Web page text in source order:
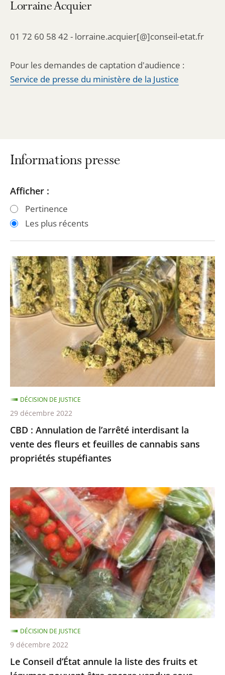
Lorraine Acquier
01 72 60 58 42 - lorraine.acquier[@]conseil-etat.fr
Pour les demandes de captation d'audience :
Service de presse du ministère de la Justice
Informations presse
Passer
les
filtres
après
Passer
les
filtres
avant
Afficher :
Pertinence
Les plus récents
CBD
:
Annulation
de
l’arrêté
fleurs
et
feuilles
de
cannabis
sans
stupéfiantes
CBD : Annulation de l’arrêté interdisant la
vente des fleurs et feuilles de cannabis sans
propriétés stupéfiantes
DÉCISION DE JUSTICE
29 décembre 2022
Le
Conseil
d’État
annule
la
liste
des
fruits
et
légumes
pouvant
être
encore
Le Conseil d’État annule la liste des fruits et
DÉCISION DE JUSTICE
9 décembre 2022